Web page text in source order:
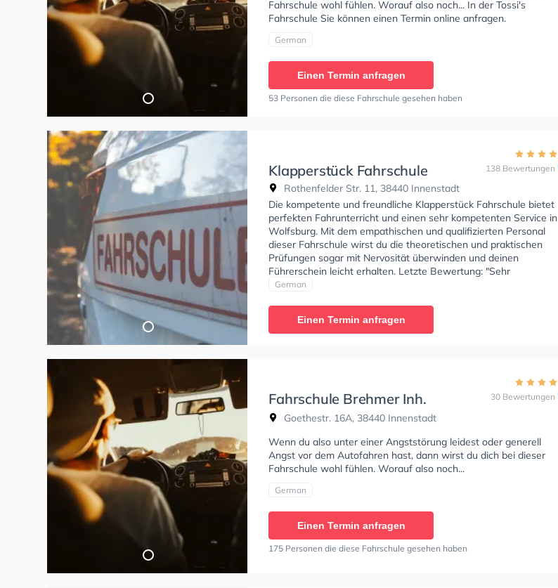
Fahrschule wohl fühlen. Worauf also noch... In der Tossi's
Fahrschule Sie können einen Termin online anfragen.
German
Einen Termin anfragen
53 Personen die diese Fahrschule gesehen haben
Klapperstück Fahrschule
Rothenfelder Str. 11, 38440 Innenstadt
138 Bewertungen
Die kompetente und freundliche Klapperstück Fahrschule bietet
perfekten Fahrunterricht und einen sehr kompetenten Service in
Wolfsburg. Mit dem empathischen und qualifizierten Personal
dieser Fahrschule wirst du die theoretischen und praktischen
Prüfungen sogar mit Nervosität überwinden und deinen
Führerschein leicht erhalten. Letzte Bewertung: "Sehr
empfehlenswerte Fahrschule! Das Team ist freundlich und
Erklärungen und motivierendem Feedback. Dank ihm habe ich
mich sicher gefühlt und die Prüfung problemlos bestanden."
German
Einen Termin anfragen
Fahrschule Brehmer Inh.
Myriam Jahr
Goethestr. 16A, 38440 Innenstadt
30 Bewertungen
Wenn du also unter einer Angststörung leidest oder generell
Angst vor dem Autofahren hast, dann wirst du dich bei dieser
Fahrschule wohl fühlen. Worauf also noch...
German
Einen Termin anfragen
175 Personen die diese Fahrschule gesehen haben